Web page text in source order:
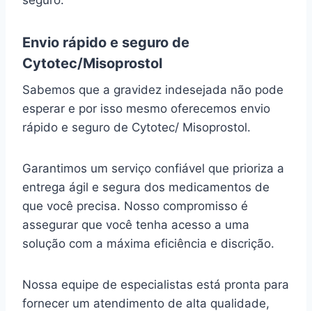
Envio rápido e seguro de
Cytotec/Misoprostol
Sabemos que a gravidez indesejada não pode
esperar e por isso mesmo oferecemos envio
rápido e seguro de Cytotec/ Misoprostol.
Garantimos um serviço confiável que prioriza a
entrega ágil e segura dos medicamentos de
que você precisa. Nosso compromisso é
assegurar que você tenha acesso a uma
solução com a máxima eficiência e discrição.
Nossa equipe de especialistas está pronta para
fornecer um atendimento de alta qualidade,